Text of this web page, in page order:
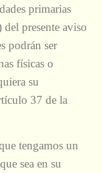
primarias
del presente aviso
podrán ser
físicas o
su
37 de la
tengamos un
sea en su